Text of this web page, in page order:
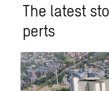
The lat­est
perts